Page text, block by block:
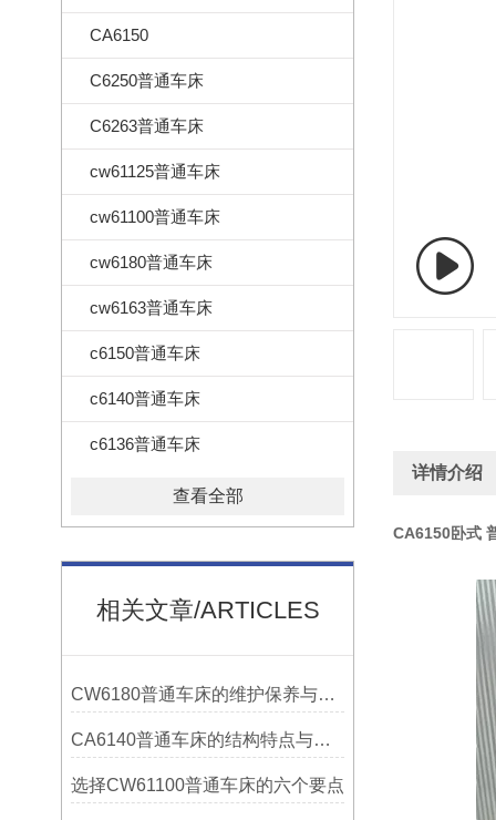
CA6150
C6250普通车床
C6263普通车床
cw61125普通车床
cw61100普通车床
cw6180普通车床
cw6163普通车床
c6150普通车床
c6140普通车床
c6136普通车床
查看全部
相关文章/ARTICLES
CW6180普通车床的维护保养与延长使用寿命技巧说明
CA6140普通车床的结构特点与工作原理解析
选择CW61100普通车床的六个要点
详情介绍
CA6150卧式